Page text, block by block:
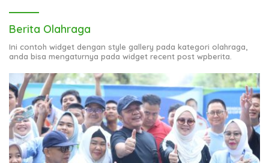
Berita Olahraga
Ini contoh widget dengan style gallery pada kategori olahraga,
anda bisa mengaturnya pada widget recent post wpberita.